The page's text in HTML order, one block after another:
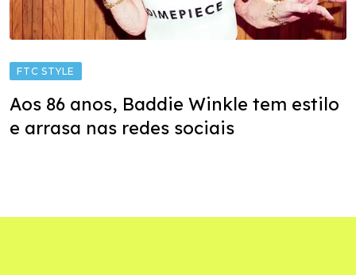
FTC STYLE
Aos 86 anos, Baddie Winkle tem estilo
e arrasa nas redes sociais